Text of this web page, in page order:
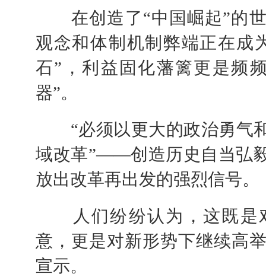
在创造了“中国崛起”的世
观念和体制机制弊端正在成
石”，利益固化藩篱更是频
器”。
“必须以更大的政治勇气
域改革”——创造历史自当弘
放出改革再出发的强烈信号。
人们纷纷认为，这既是
意，更是对新形势下继续高
宣示。